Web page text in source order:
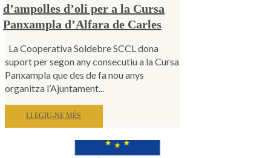
d’ampolles d’oli per a la Cursa
Panxampla d’Alfara de Carles
La Cooperativa Soldebre SCCL dona
suport per segon any consecutiu a la Cursa
Panxampla que des de fa nou anys
organitza l’Ajuntament...
LLEGIU-NE MÉS